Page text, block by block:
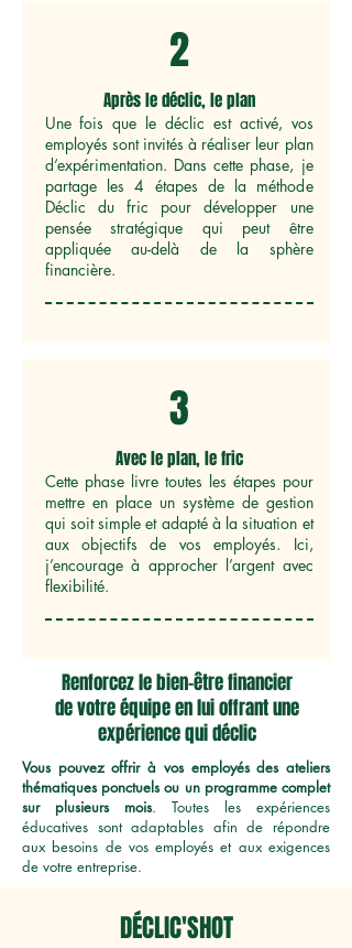
2
Après le déclic, le plan
Une fois que le déclic est activé, vos
employés sont invités à réaliser leur plan
d’expérimentation. Dans cette phase, je
partage les 4 étapes de la méthode
Déclic du fric pour développer une
pensée stratégique qui peut être
appliquée au-delà de la sphère
financière.
3
Avec le plan, le fric
Cette phase livre toutes les étapes pour
mettre en place un système de gestion
qui soit simple et adapté à la situation et
aux objectifs de vos employés. Ici,
j’encourage à approcher l’argent avec
flexibilité.
Renforcez le bien-être financier
de votre équipe en lui offrant une
expérience qui déclic
Vous pouvez offrir à vos employés des ateliers
thématiques ponctuels ou un programme complet
sur plusieurs mois. Toutes les expériences
éducatives sont adaptables afin de répondre
aux besoins de vos employés et aux exigences
de votre entreprise.
DÉCLIC'SHOT